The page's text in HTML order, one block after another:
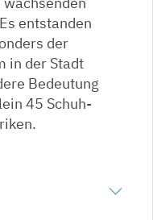
entstanden
der
in der Stadt
Bedeutung
45 Schuh-